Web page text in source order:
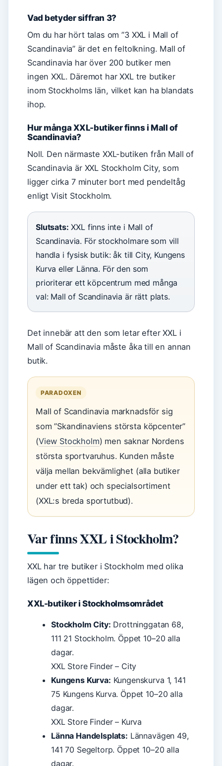
Vad betyder siffran 3?
Om du har hört talas om ”3 XXL i Mall of
Scandinavia” är det en feltolkning. Mall of
Scandinavia har över 200 butiker men
ingen XXL. Däremot har XXL tre butiker
inom Stockholms län, vilket kan ha blandats
ihop.
Hur många XXL-butiker finns i Mall of
Scandinavia?
Noll. Den närmaste XXL-butiken från Mall of
Scandinavia är XXL Stockholm City, som
ligger cirka 7 minuter bort med pendeltåg
enligt Visit Stockholm.
Slutsats: XXL finns inte i Mall of
Scandinavia. För stockholmare som vill
handla i fysisk butik: åk till City, Kungens
Kurva eller Länna. För den som
prioriterar ett köpcentrum med många
val: Mall of Scandinavia är rätt plats.
Det innebär att den som letar efter XXL i
Mall of Scandinavia måste åka till en annan
butik.
PARADOXEN
Mall of Scandinavia marknadsför sig
som ”Skandinaviens största köpcenter”
(View Stockholm) men saknar Nordens
största sportvaruhus. Kunden måste
välja mellan bekvämlighet (alla butiker
under ett tak) och specialsortiment
(XXL:s breda sportutbud).
Var finns XXL i Stockholm?
XXL har tre butiker i Stockholm med olika
lägen och öppettider:
XXL-butiker i Stockholmsområdet
Stockholm City: Drottninggatan 68,
111 21 Stockholm. Öppet 10–20 alla
dagar.
XXL Store Finder – City
Kungens Kurva: Kungenskurva 1, 141
75 Kungens Kurva. Öppet 10–20 alla
dagar.
XXL Store Finder – Kurva
Länna Handelsplats: Lännavägen 49,
141 70 Segeltorp. Öppet 10–20 alla
dagar.